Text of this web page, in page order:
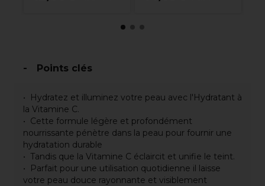
Points clés
Hydratez et illuminez votre peau avec l'Hydratant à
la Vitamine C.
Cette formule légère et profondément
nourrissante pénètre dans la peau pour fournir une
hydratation durable
Tandis que la Vitamine C éclaircit et unifie le teint.
Parfait pour une utilisation quotidienne il laisse
votre peau douce rayonnante et visiblement